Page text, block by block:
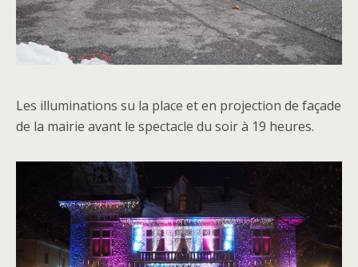
Les illuminations su la place et en projection de façade
de la mairie avant le spectacle du soir à 19 heures.